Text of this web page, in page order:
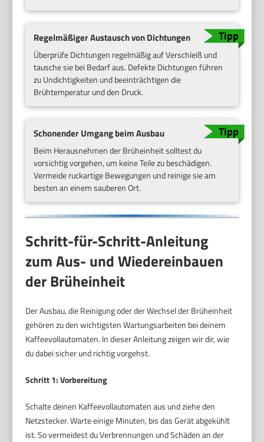
Regelmäßiger Austausch von Dichtungen
Überprüfe Dichtungen regelmäßig auf Verschleiß und
tausche sie bei Bedarf aus. Defekte Dichtungen führen
zu Undichtigkeiten und beeinträchtigen die
Brühtemperatur und den Druck.
Schonender Umgang beim Ausbau
Beim Herausnehmen der Brüheinheit solltest du
vorsichtig vorgehen, um keine Teile zu beschädigen.
Vermeide ruckartige Bewegungen und reinige sie am
besten an einem sauberen Ort.
Schritt-für-Schritt-Anleitung
zum Aus- und Wiedereinbauen
der Brüheinheit
Der Ausbau, die Reinigung oder der Wechsel der Brüheinheit
gehören zu den wichtigsten Wartungsarbeiten bei deinem
Kaffeevollautomaten. In dieser Anleitung zeigen wir dir, wie
du dabei sicher und richtig vorgehst.
Schritt 1: Vorbereitung
Schalte deinen Kaffeevollautomaten aus und ziehe den
Netzstecker. Warte einige Minuten, bis das Gerät abgekühlt
ist. So vermeidest du Verbrennungen und Schäden an der